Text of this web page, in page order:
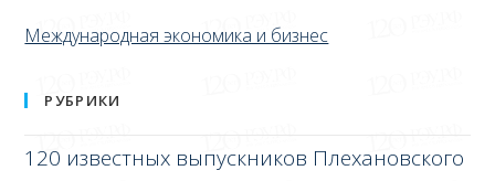
Международная экономика и бизнес
РУБРИКИ
120 известных выпускников Плехановского